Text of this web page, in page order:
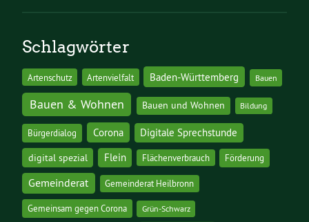
Schlagwörter
Artenschutz Artenvielfalt Baden-Württemberg Bauen
Bauen & Wohnen Bauen und Wohnen Bildung
Bürgerdialog Corona Digitale Sprechstunde
digital spezial Flein Flächenverbrauch Förderung
Gemeinderat Gemeinderat Heilbronn
Gemeinsam gegen Corona Grün-Schwarz